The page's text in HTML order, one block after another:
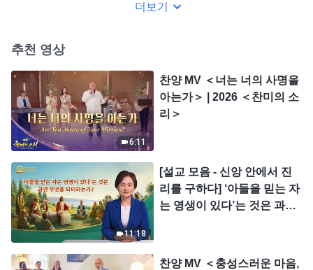
더보기
추천 영상
6:11
찬양 MV ＜너는 너의 사명을
아는가＞ | 2026 ＜찬미의 소
리＞
11:18
[설교 모음 - 신앙 안에서 진
리를 구하다] ‘아들을 믿는 자
는 영생이 있다’는 것은 과연
찬양 MV ＜충성스러운 마음,